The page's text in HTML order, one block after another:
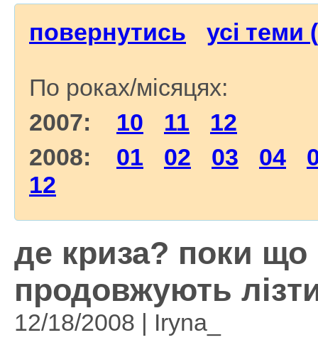
повернутись усі теми
По роках/місяцях:
2007: 10 11
12
2008: 01 02 03 04
12
де криза? поки
продовжують
12/18/2008 | Iryna_